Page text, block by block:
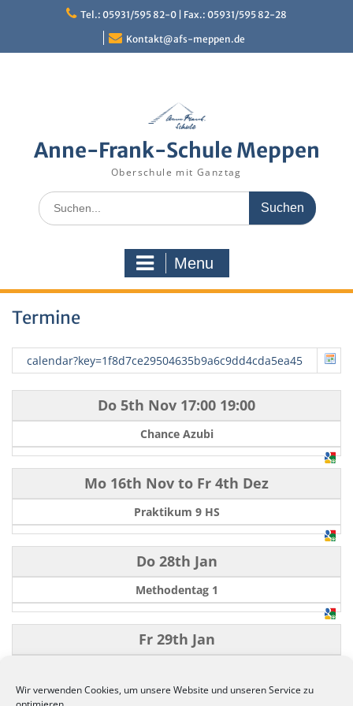
Wir verwenden Cookies, um unsere Website und unseren Service zu
Tel.: 05931/595 82-0 | Fax.: 05931/595 82-28
Kontakt@afs-meppen.de
Anne-Frank-Schule Meppen
Oberschule mit Ganztag
Search
for:
Menu
Termine
calendar?key=1f8d7ce29504635b9a6c9dd4cda5ea45
Do 5th Nov 17:00 19:00
Chance Azubi
Mo 16th Nov to Fr 4th Dez
Praktikum 9 HS
Do 28th Jan
Methodentag 1
Fr 29th Jan